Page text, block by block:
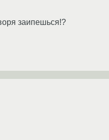
заипешься!?